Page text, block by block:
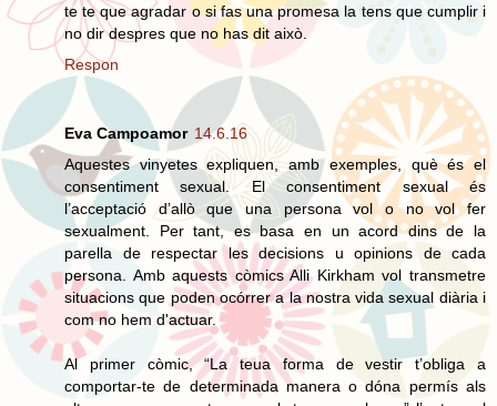
te te que agradar o si fas una promesa la tens que cumplir i
no dir despres que no has dit això.
Respon
Eva Campoamor 14.6.16
Aquestes vinyetes expliquen, amb exemples, què és el
consentiment sexual. El consentiment sexual és
l’acceptació d’allò que una persona vol o no vol fer
sexualment. Per tant, es basa en un acord dins de la
parella de respectar les decisions u opinions de cada
persona. Amb aquests còmics Alli Kirkham vol transmetre
situacions que poden ocórrer a la nostra vida sexual diària i
com no hem d'actuar.
Al primer còmic, “La teua forma de vestir t’obliga a
comportar-te de determinada manera o dóna permís als